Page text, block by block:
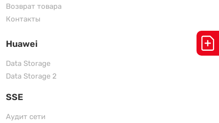
Возврат товара
Контакты
Huawei
Data Storage
Data Storage 2
SSE
Аудит сети